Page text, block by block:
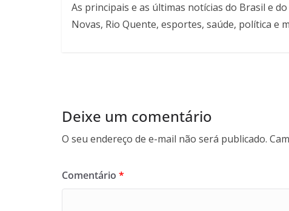
As principais e as últimas notícias do Brasil e
Novas, Rio Quente, esportes, saúde, política e
Deixe um comentário
O seu endereço de e-mail não será publicado.
Comentário *